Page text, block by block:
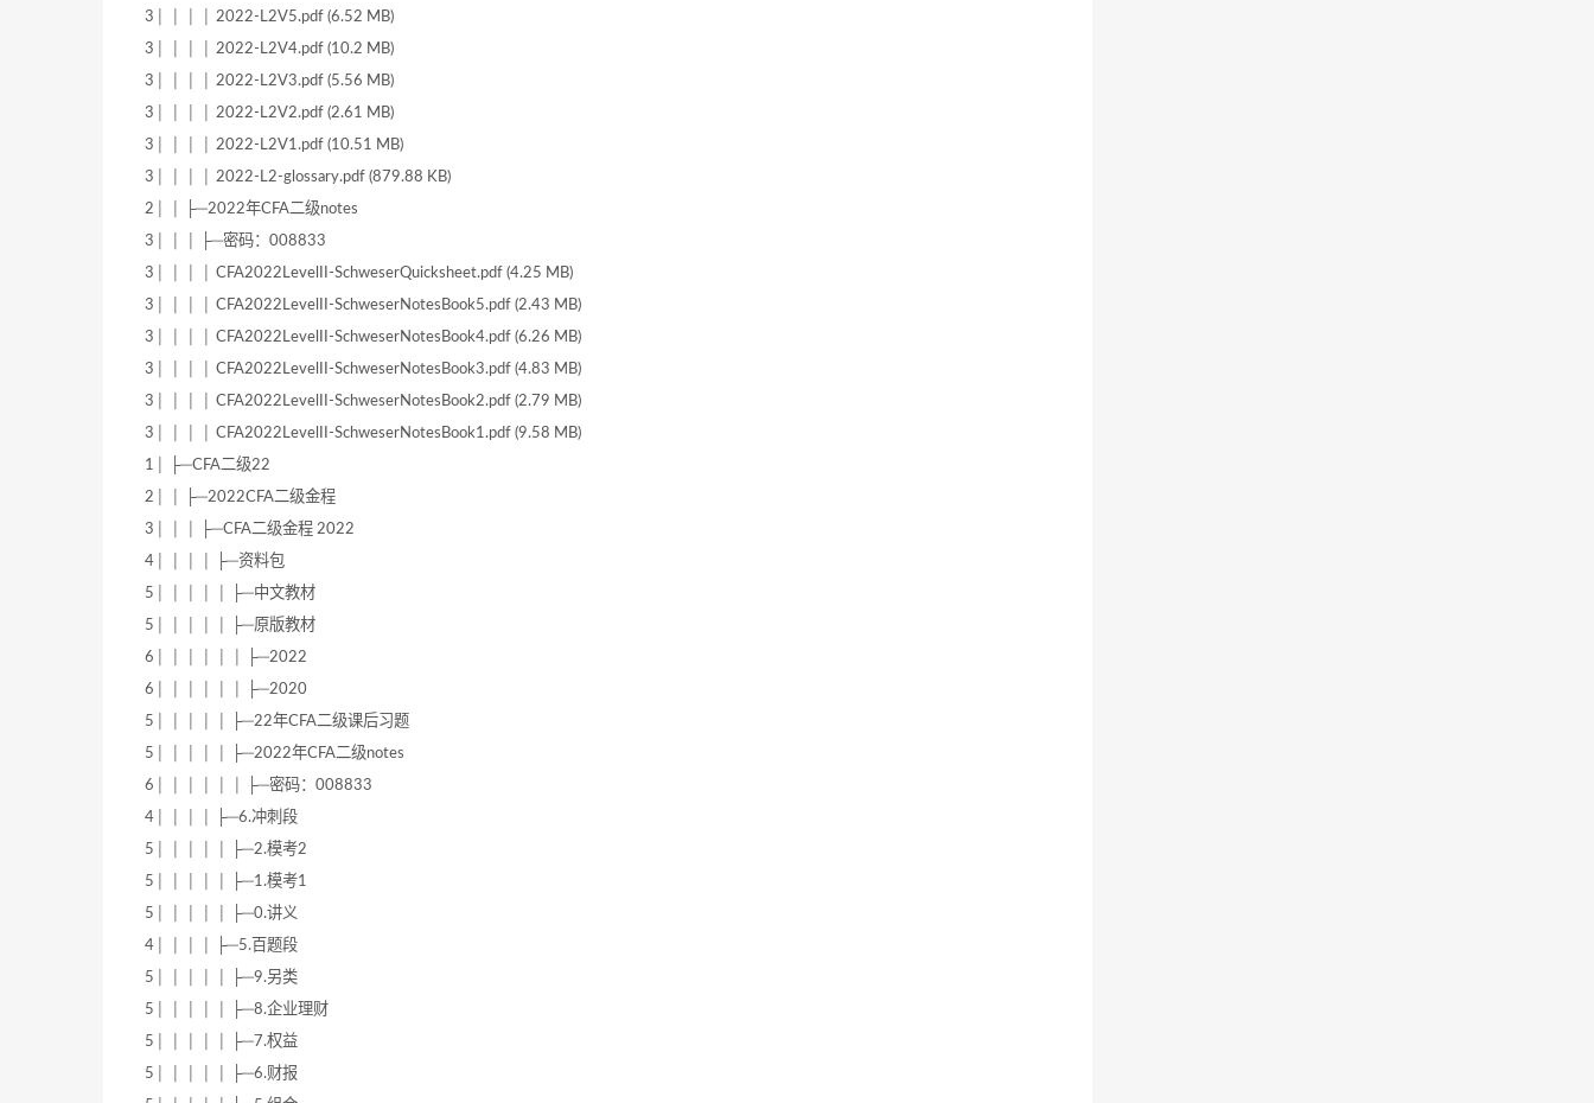
3│ │ │ │ 2022-L2V5.pdf (6.52 MB)
3│ │ │ │ 2022-L2V4.pdf (10.2 MB)
3│ │ │ │ 2022-L2V3.pdf (5.56 MB)
3│ │ │ │ 2022-L2V2.pdf (2.61 MB)
3│ │ │ │ 2022-L2V1.pdf (10.51 MB)
3│ │ │ │ 2022-L2-glossary.pdf (879.88 KB)
2│ │ ├─2022年CFA二级notes
3│ │ │ ├─密码：008833
3│ │ │ │ CFA2022LevelII-SchweserQuicksheet.pdf (4.25 MB)
3│ │ │ │ CFA2022LevelII-SchweserNotesBook5.pdf (2.43 MB)
3│ │ │ │ CFA2022LevelII-SchweserNotesBook4.pdf (6.26 MB)
3│ │ │ │ CFA2022LevelII-SchweserNotesBook3.pdf (4.83 MB)
3│ │ │ │ CFA2022LevelII-SchweserNotesBook2.pdf (2.79 MB)
3│ │ │ │ CFA2022LevelII-SchweserNotesBook1.pdf (9.58 MB)
1│ ├─CFA二级22
2│ │ ├─2022CFA二级金程
3│ │ │ ├─CFA二级金程 2022
4│ │ │ │ ├─资料包
5│ │ │ │ │ ├─中文教材
5│ │ │ │ │ ├─原版教材
6│ │ │ │ │ │ ├─2022
6│ │ │ │ │ │ ├─2020
5│ │ │ │ │ ├─22年CFA二级课后习题
5│ │ │ │ │ ├─2022年CFA二级notes
6│ │ │ │ │ │ ├─密码：008833
4│ │ │ │ ├─6.冲刺段
5│ │ │ │ │ ├─2.模考2
5│ │ │ │ │ ├─1.模考1
5│ │ │ │ │ ├─0.讲义
4│ │ │ │ ├─5.百题段
5│ │ │ │ │ ├─9.另类
5│ │ │ │ │ ├─8.企业理财
5│ │ │ │ │ ├─7.权益
5│ │ │ │ │ ├─6.财报